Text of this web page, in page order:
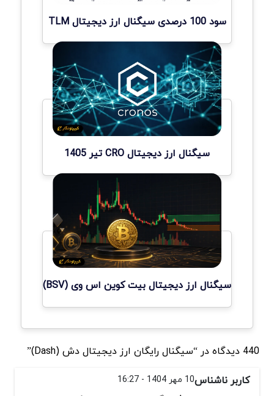
سود 100 درصدی سیگنال ارز دیجیتال TLM
سیگنال ارز دیجیتال CRO تیر 1405
سیگنال ارز دیجیتال بیت کوین اس وی (BSV)
440 دیدگاه در “سیگنال رایگان ارز دیجیتال دش (Dash)”
کاربر ناشناس10 مهر 1404 - 16:27